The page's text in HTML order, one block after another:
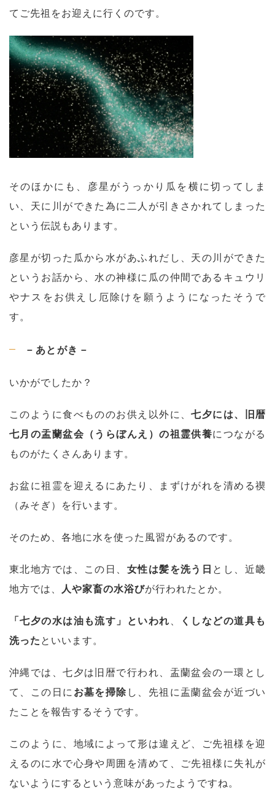
てご先祖をお迎えに行くのです。
そのほかにも、彦星がうっかり瓜を横に切ってしま
い、天に川ができた為に二人が引きさかれてしまった
という伝説もあります。
彦星が切った瓜から水があふれだし、天の川ができた
というお話から、水の神様に瓜の仲間であるキュウリ
やナスをお供えし厄除けを願うようになったそうで
す。
－あとがき－
いかがでしたか？
このように食べもののお供え以外に、七夕には、旧暦
七月の盂蘭盆会（うらぼんえ）の祖霊供養につながる
ものがたくさんあります。
お盆に祖霊を迎えるにあたり、まずけがれを清める禊
（みそぎ）を行います。
そのため、各地に水を使った風習があるのです。
東北地方では、この日、 女性は髪を洗う日 とし、近畿
地方では、
人や家畜の水浴びが行われたとか。
「七夕の水は油も流す」といわれ 、
くしなどの道具も
洗った といいます。
沖縄では、七夕は旧暦で行われ、盂蘭盆会の一環とし
て、この日に お墓を掃除 し、先祖に盂蘭盆会が近づい
たことを報告するそうです。
このように、地域によって形は違えど、ご先祖様を迎
えるのに水で心身や周囲を清めて、ご先祖様に失礼が
ないようにするという意味があったようですね。